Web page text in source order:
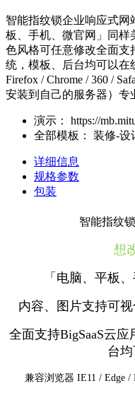
智能指纹锁企业响应式
板、手机、微官网」同样
色风格可任意修改全面支
统，模板、后台均可以在
Firefox / Chrome / 360 /
安装到自己的服务器）专
演示：
https://
全部模板：
装修-设
详细信息
规格参数
包装
智能指纹
想
「电脑、平板
内容、图片支持可
全面支持BigSaaS云
台
兼容浏览器 IE11 / Edge /